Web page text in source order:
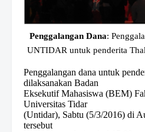
Penggalangan Dana:
UNTIDAR untuk penderita
Penggalangan dana untuk
dilaksanakan Badan
Eksekutif Mahasiswa (BEM)
Universitas Tidar
(Untidar), Sabtu (5/3/2016) di
tersebut